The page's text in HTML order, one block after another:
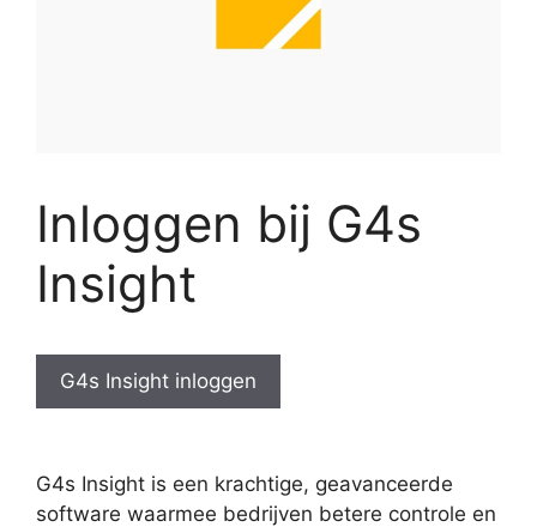
Inloggen bij G4s
Insight
G4s Insight inloggen
G4s Insight is een krachtige, geavanceerde
software waarmee bedrijven betere controle en